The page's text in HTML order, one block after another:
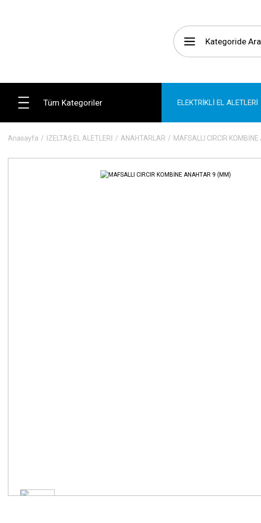
Tüm Kategoriler ELEKTRİKLİ EL ALETLERİ
Anasayfa İZELTAŞ EL ALETLERİ ANAHTARLAR MAFSALLI CIRCIR